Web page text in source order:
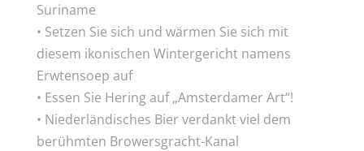
Suriname
• Setzen Sie sich und wärmen Sie sich mit
diesem ikonischen Wintergericht namens
Erwtensoep auf
• Essen Sie Hering auf „Amsterdamer Art“!
• Niederländisches Bier verdankt viel dem
berühmten Browersgracht-Kanal